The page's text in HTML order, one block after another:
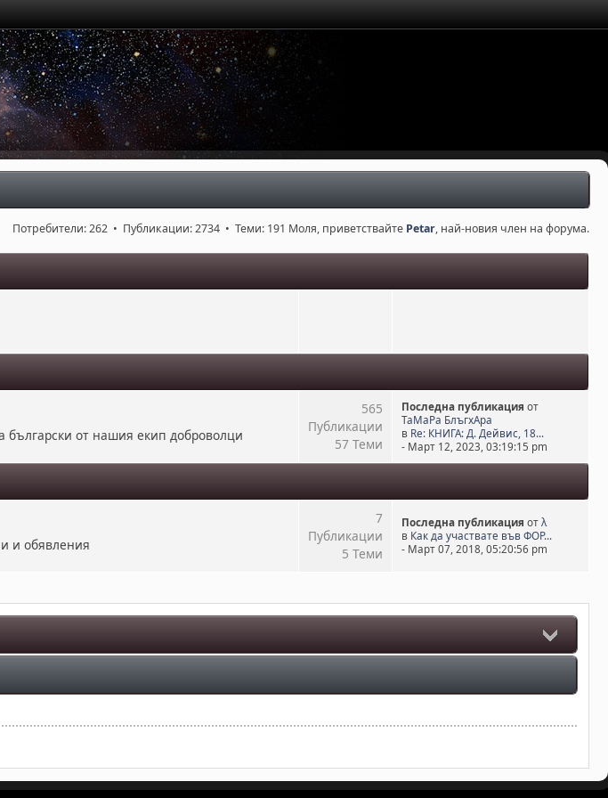
Потребители: 262 • Публикации: 2734 • Теми: 191 Моля, приветствайте Petar, най-новия член на форума.
български от нашия екип доброволци
565
Публикации
57 Теми
Последна публикация от
ТаМаРа БлъгхАра
в Re: КНИГА: Д. Дейвис, 18...
- Март 12, 2023, 03:19:15 pm
и обявления
7
Публикации
5 Теми
Последна публикация от λ
в Как да участвате във ФОР...
- Март 07, 2018, 05:20:56 pm